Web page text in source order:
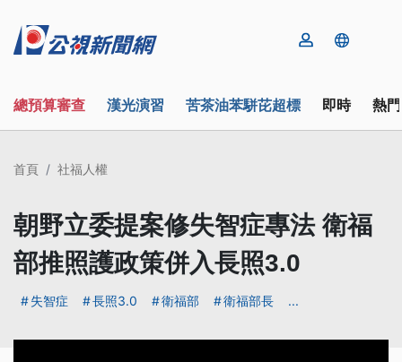
總預算審查 漢光演習 苦茶油苯駢芘超標 即時 熱
首頁 社福人權
朝野立委提案修失智症專法 衛福
部推照護政策併入長照3.0
失智症 長照3.0 衛福部 衛福部長 ...